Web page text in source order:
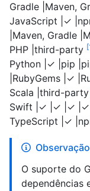
Gradle |Maven,
JavaScript |✓
|Maven, Gradle
PHP |third-party
Python |✓ |pip
|RubyGems |✓
Scala |third-party
Swift |✓ |✓ |✓ |✓
TypeScript |✓
Observação
O suporte do
dependências